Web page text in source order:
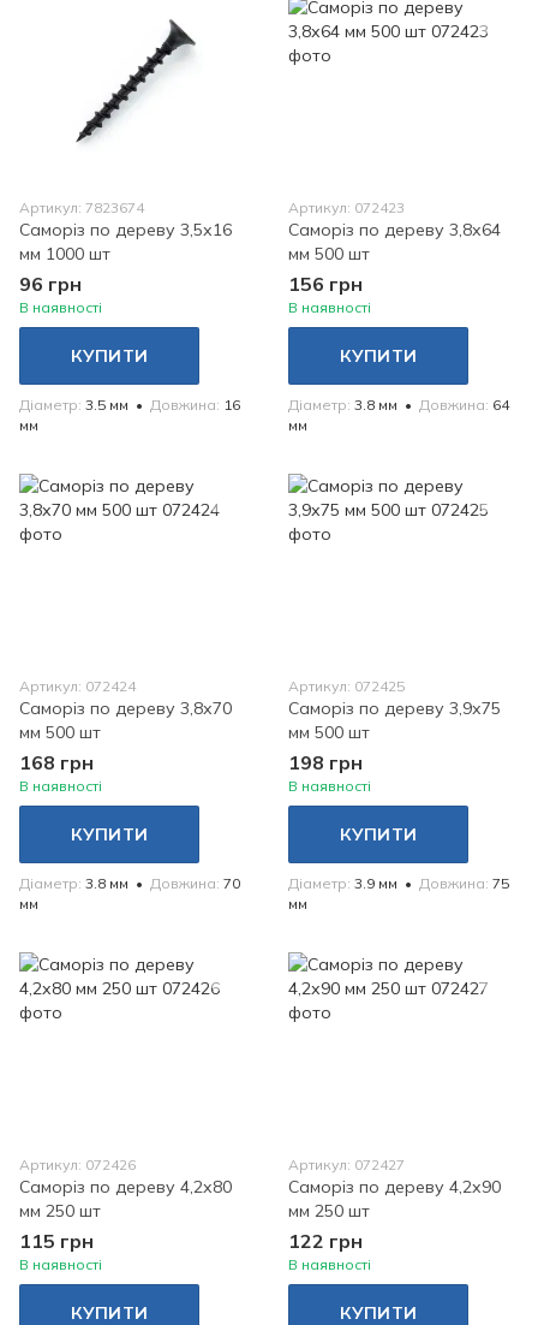
Артикул: 7823674
Саморіз по дереву 3,5х16
мм 1000 шт
96 грн
В наявності
КУПИТИ
Діаметр 3.5 мм Довжина 16
мм
Артикул: 072423
Саморіз по дереву 3,8х64
мм 500 шт
156 грн
В наявності
КУПИТИ
Діаметр 3.8 мм Довжина 64
мм
Артикул: 072424
Саморіз по дереву 3,8х70
мм 500 шт
168 грн
В наявності
КУПИТИ
Діаметр 3.8 мм Довжина 70
мм
Артикул: 072425
Саморіз по дереву 3,9х75
мм 500 шт
198 грн
В наявності
КУПИТИ
Діаметр 3.9 мм Довжина 75
мм
Артикул: 072426
Саморіз по дереву 4,2х80
мм 250 шт
115 грн
В наявності
КУПИТИ
Артикул: 072427
Саморіз по дереву 4,2х90
мм 250 шт
122 грн
В наявності
КУПИТИ